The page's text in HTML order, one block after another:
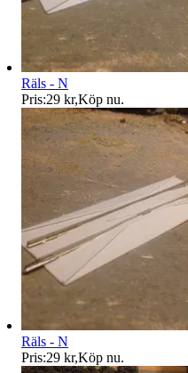
Räls - N
Pris:29 kr,Köp nu.
Räls - N
Pris:29 kr,Köp nu.